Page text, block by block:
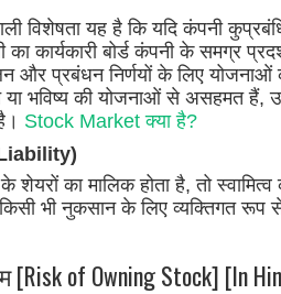
विशेषता यह है कि यदि कंपनी
कार्यकारी बोर्ड कंपनी के समग्र
और प्रबंधन निर्णयों के लिए
भविष्य की योजनाओं से असहमत हैं,
Stock Market क्या है?
Liability)
का मालिक होता है, तो
भी नुकसान के लिए व्यक्तिगत रूप से
of Owning Stock] [In